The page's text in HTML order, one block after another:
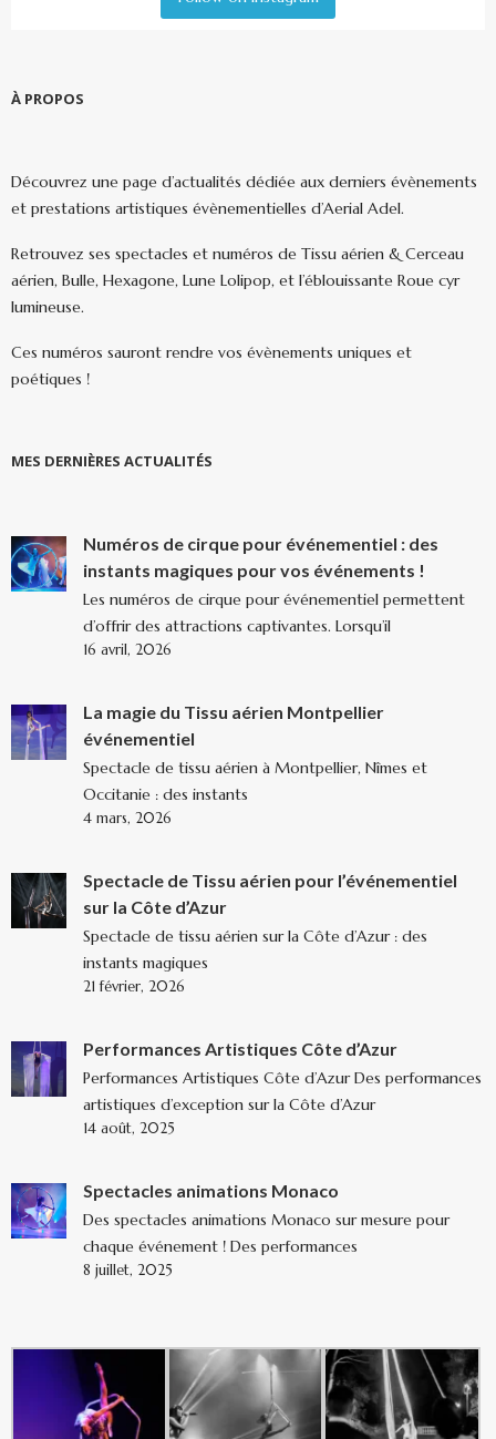
À PROPOS
Découvrez une page d’actualités dédiée aux derniers évènements
et prestations artistiques évènementielles d’Aerial Adel.
Retrouvez ses spectacles et numéros de Tissu aérien & Cerceau
aérien, Bulle, Hexagone, Lune Lolipop, et l’éblouissante Roue cyr
lumineuse.
Ces numéros sauront rendre vos évènements uniques et
poétiques !
MES DERNIÈRES ACTUALITÉS
Numéros de cirque pour événementiel : des
instants magiques pour vos événements !
Les numéros de cirque pour événementiel permettent
d’offrir des attractions captivantes. Lorsqu’il
16 avril, 2026
La magie du Tissu aérien Montpellier
événementiel
Spectacle de tissu aérien à Montpellier, Nîmes et
Occitanie : des instants
4 mars, 2026
Spectacle de Tissu aérien pour l’événementiel
sur la Côte d’Azur
Spectacle de tissu aérien sur la Côte d’Azur : des
instants magiques
21 février, 2026
Performances Artistiques Côte d’Azur
Performances Artistiques Côte d’Azur Des performances
artistiques d’exception sur la Côte d’Azur
14 août, 2025
Spectacles animations Monaco
Des spectacles animations Monaco sur mesure pour
chaque événement ! Des performances
8 juillet, 2025